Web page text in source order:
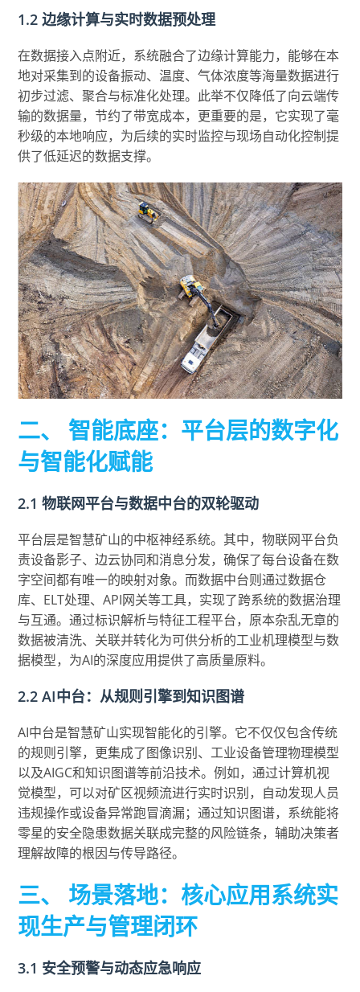
1.2 边缘计算与实时数据预处理
在数据接入点附近，系统融合了边缘计算能力，能够在本
地对采集到的设备振动、温度、气体浓度等海量数据进行
初步过滤、聚合与标准化处理。此举不仅降低了向云端传
输的数据量，节约了带宽成本，更重要的是，它实现了毫
秒级的本地响应，为后续的实时监控与现场自动化控制提
供了低延迟的数据支撑。
二、 智能底座：平台层的数字化
与智能化赋能
2.1 物联网平台与数据中台的双轮驱动
平台层是智慧矿山的中枢神经系统。其中，物联网平台负
责设备影子、边云协同和消息分发，确保了每台设备在数
字空间都有唯一的映射对象。而数据中台则通过数据仓
库、ELT处理、API网关等工具，实现了跨系统的数据治理
与互通。通过标识解析与特征工程平台，原本杂乱无章的
数据被清洗、关联并转化为可供分析的工业机理模型与数
据模型，为AI的深度应用提供了高质量原料。
2.2 AI中台：从规则引擎到知识图谱
AI中台是智慧矿山实现智能化的引擎。它不仅仅包含传统
的规则引擎，更集成了图像识别、工业设备管理物理模型
以及AIGC和知识图谱等前沿技术。例如，通过计算机视
觉模型，可以对矿区视频流进行实时识别，自动发现人员
违规操作或设备异常跑冒滴漏；通过知识图谱，系统能将
零星的安全隐患数据关联成完整的风险链条，辅助决策者
理解故障的根因与传导路径。
三、 场景落地：核心应用系统实
现生产与管理闭环
3.1 安全预警与动态应急响应